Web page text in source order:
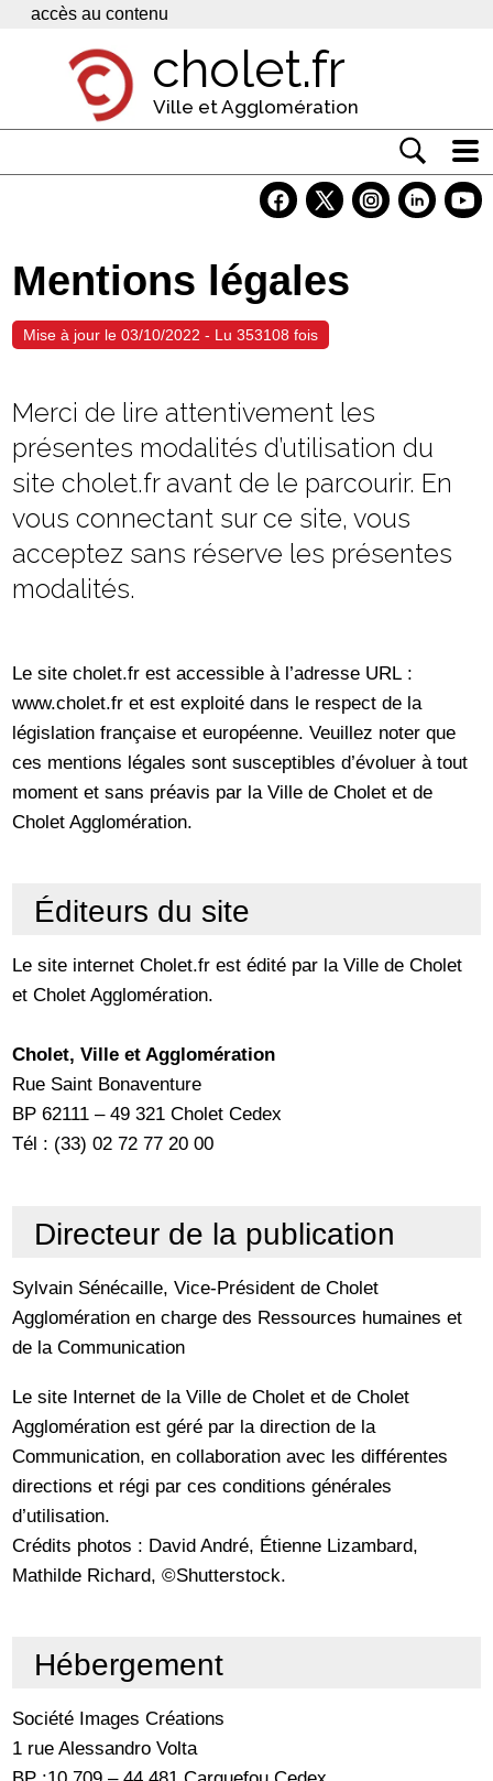
Panneau de gestion des cookies
accès au contenu
cholet.fr
Ville et Agglomération
Economie
Services
Mentions légales
Mise à jour le 03/10/2022 - Lu 353108 fois
Merci de lire attentivement les
présentes modalités d’utilisation du
site cholet.fr avant de le parcourir. En
vous connectant sur ce site, vous
acceptez sans réserve les présentes
modalités.
Le site cholet.fr est accessible à l’adresse URL :
www.cholet.fr et est exploité dans le respect de la
législation française et européenne. Veuillez noter que
ces mentions légales sont susceptibles d’évoluer à tout
moment et sans préavis par la Ville de Cholet et de
Cholet Agglomération.
Éditeurs du site
Le site internet Cholet.fr est édité par la Ville de Cholet
et Cholet Agglomération.
Cholet, Ville et Agglomération
Rue Saint Bonaventure
BP 62111 – 49 321 Cholet Cedex
Tél : (33) 02 72 77 20 00
Directeur de la publication
Sylvain Sénécaille, Vice-Président de Cholet
Agglomération en charge des Ressources humaines et
de la Communication
Le site Internet de la Ville de Cholet et de Cholet
Agglomération est géré par la direction de la
Communication, en collaboration avec les différentes
directions et régi par ces conditions générales
d’utilisation.
Crédits photos : David André, Étienne Lizambard,
Mathilde Richard, ©Shutterstock.
Hébergement
Société Images Créations
1 rue Alessandro Volta